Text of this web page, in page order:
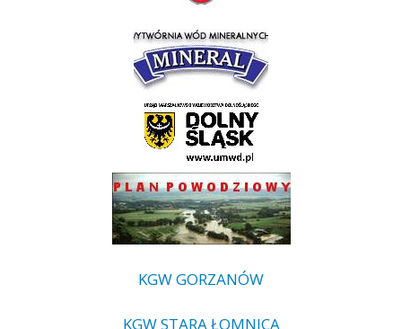
KGW GORZANÓW
KGW STARA ŁOMNICA